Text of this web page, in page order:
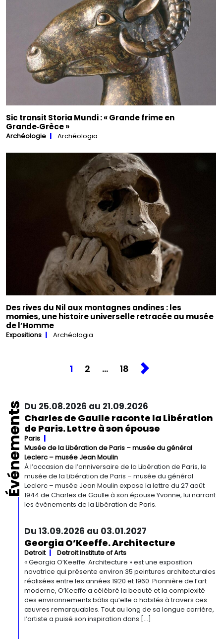
Sic transit Storia Mundi : « Grande frime en
Grande‑Grèce »
Archéologie Archéologia
Des rives du Nil aux montagnes andines : les
momies, une histoire universelle retracée au musée
de l’Homme
Expositions Archéologia
1 2 … 18
ÉvénementsDu 25.08.2026 au 21.09.2026
Charles de Gaulle raconte la Libération
de Paris. Lettre à son épouse
Paris
Musée de la Libération de Paris – musée du général
Leclerc – musée Jean Moulin
À l’occasion de l’anniversaire de la Libération de Paris, le
musée de la Libération de Paris – musée du général
Leclerc – musée Jean Moulin expose la lettre du 27 août
1944 de Charles de Gaulle à son épouse Yvonne, lui narrant
les événements de la Libération de Paris.
Du 13.09.2026 au 03.01.2027
Georgia O’Keeffe. Architecture
Detroit
Detroit Institute of Arts
« Georgia O’Keeffe. Architecture » est une exposition
novatrice qui présente environ 35 peintures architecturales
réalisées entre les années 1920 et 1960. Pionnière de l’art
moderne, O’Keeffe a célébré la beauté et la complexité
des environnements bâtis qu’elle a habités à travers ces
œuvres remarquables. Tout au long de sa longue carrière,
l’artiste a puisé son inspiration dans […]